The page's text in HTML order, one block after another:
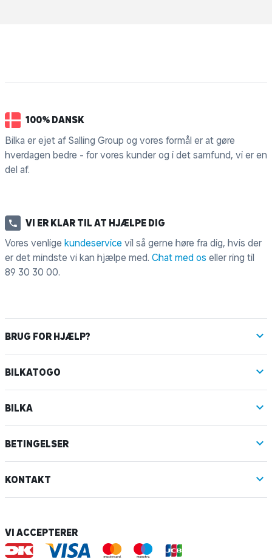
100% DANSK
Bilka er ejet af Salling Group og vores formål er at gøre
hverdagen bedre - for vores kunder og i det samfund, vi er en
del af.
VI ER KLAR TIL AT HJÆLPE DIG
Vores venlige kundeservice vil så gerne høre fra dig, hvis der
er det mindste vi kan hjælpe med. Chat med os eller ring til
89 30 30 00.
BRUG FOR HJÆLP?
BILKATOGO
BILKA
BETINGELSER
KONTAKT
VI ACCEPTERER